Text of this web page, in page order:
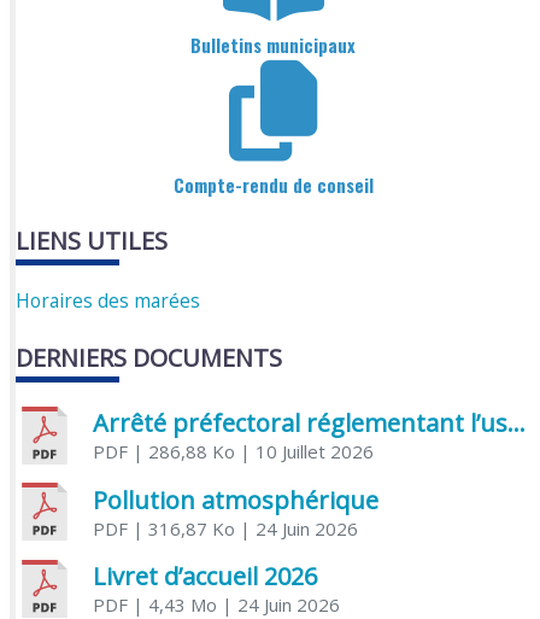
Bulletins municipaux
Compte-rendu de conseil
LIENS UTILES
Horaires des marées
DERNIERS DOCUMENTS
Arrêté préfectoral réglementant l’usage de l’eau
PDF| 286,88 Ko | 10 Juillet 2026
Pollution atmosphérique
PDF| 316,87 Ko | 24 Juin 2026
Livret d’accueil 2026
PDF| 4,43 Mo | 24 Juin 2026